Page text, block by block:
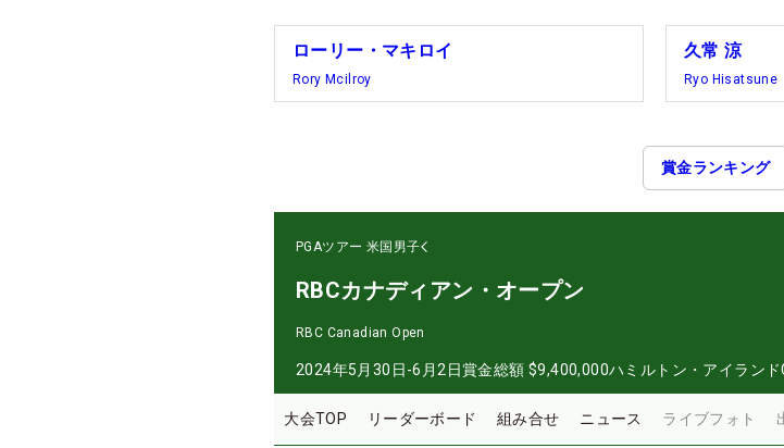
ローリー・マキロイ
Rory Mcilroy
久常 涼
Ryo Hisatsune
賞金ランキング
PGAツアー 米国男子
RBCカナディアン・オープン
RBC Canadian Open
2024年5月30日-6月2日賞金総額 $9,400,000ハミルトン・アイランド
大会TOP リーダーボード 組み合せ ニュース ライブフォト